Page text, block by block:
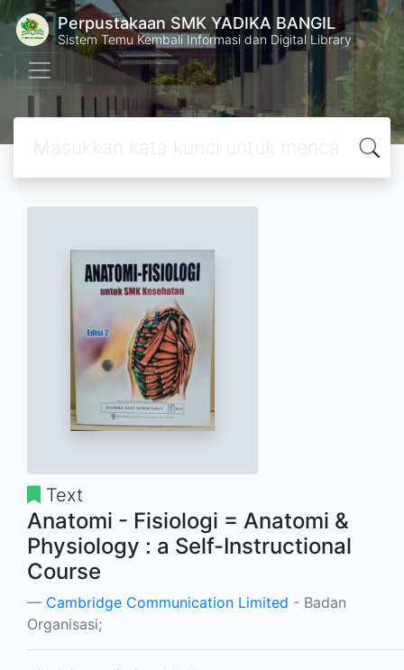
Perpustakaan SMK YADIKA BANGIL
Sistem Temu Kembali Informasi dan Digital Library
Text
Anatomi - Fisiologi = Anatomi &
Physiology : a Self-Instructional
Course
Cambridge Communication Limited - Badan
Organisasi;